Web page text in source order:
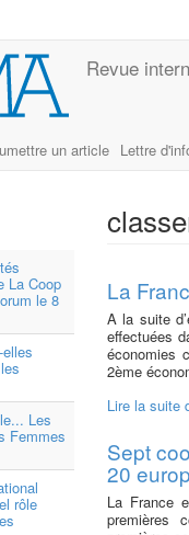
Revue
un article Lettre
La Coop
le 8
Les
Femmes
rôle
La
A la suite
effectuées
économies
2ème
Lire la suite
Sept
20
La France
premières